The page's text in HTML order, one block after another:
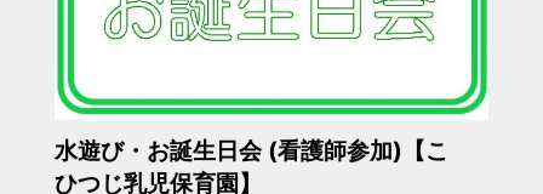
水遊び・お誕生日会 (看護師参加)【こ
ひつじ乳児保育園】